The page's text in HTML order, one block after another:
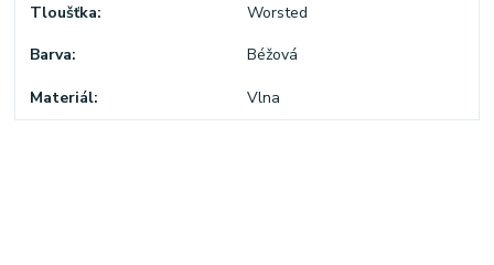
Tloušťka Worsted
Barva Béžová
Materiál Vlna